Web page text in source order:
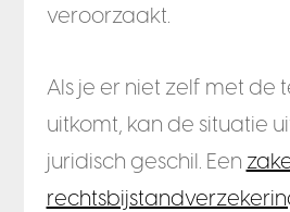
veroorzaakt.
Als je er niet zelf met de
uitkomt, kan de situatie
juridisch geschil. Een